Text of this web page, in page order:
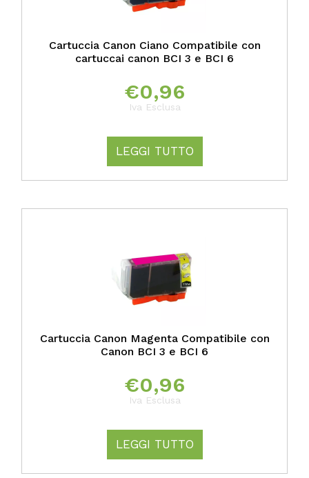
Cartuccia Canon Ciano Compatibile con
cartuccai canon BCI 3 e BCI 6
€0,96
Iva Esclusa
LEGGI TUTTO
Cartuccia Canon Magenta Compatibile con
Canon BCI 3 e BCI 6
€0,96
Iva Esclusa
LEGGI TUTTO